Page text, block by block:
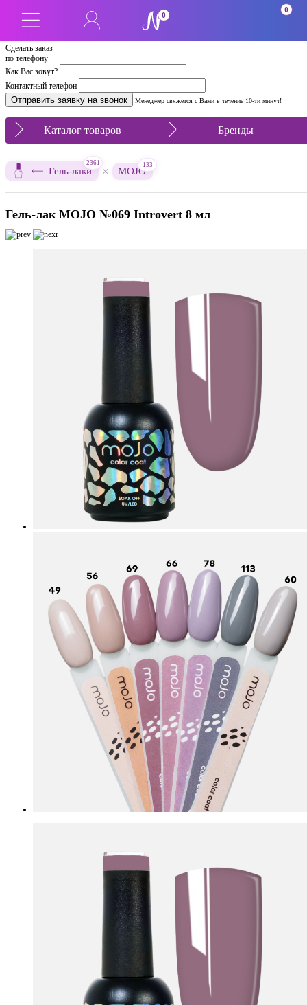
Сделать заказ
по телефону
Как Вас зовут?
Контактный телефон
Менеджер свяжется с Вами в течение 10-ти минут!
0
0
Каталог товаров Бренды
Гель-лаки
2361
× MOJO
133
Гель-лак MOJO №069 Introvert 8 мл